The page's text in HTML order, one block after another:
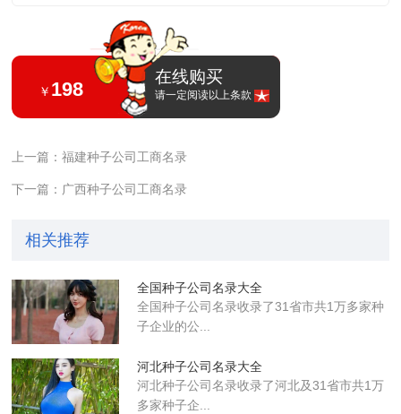
￥ 198
在线购买
请一定阅读以上条款
上一篇：福建种子公司工商名录
下一篇：广西种子公司工商名录
相关推荐
全国种子公司名录大全
全国种子公司名录收录了31省市共1万多家种
子企业的公...
河北种子公司名录大全
河北种子公司名录收录了河北及31省市共1万
多家种子企...